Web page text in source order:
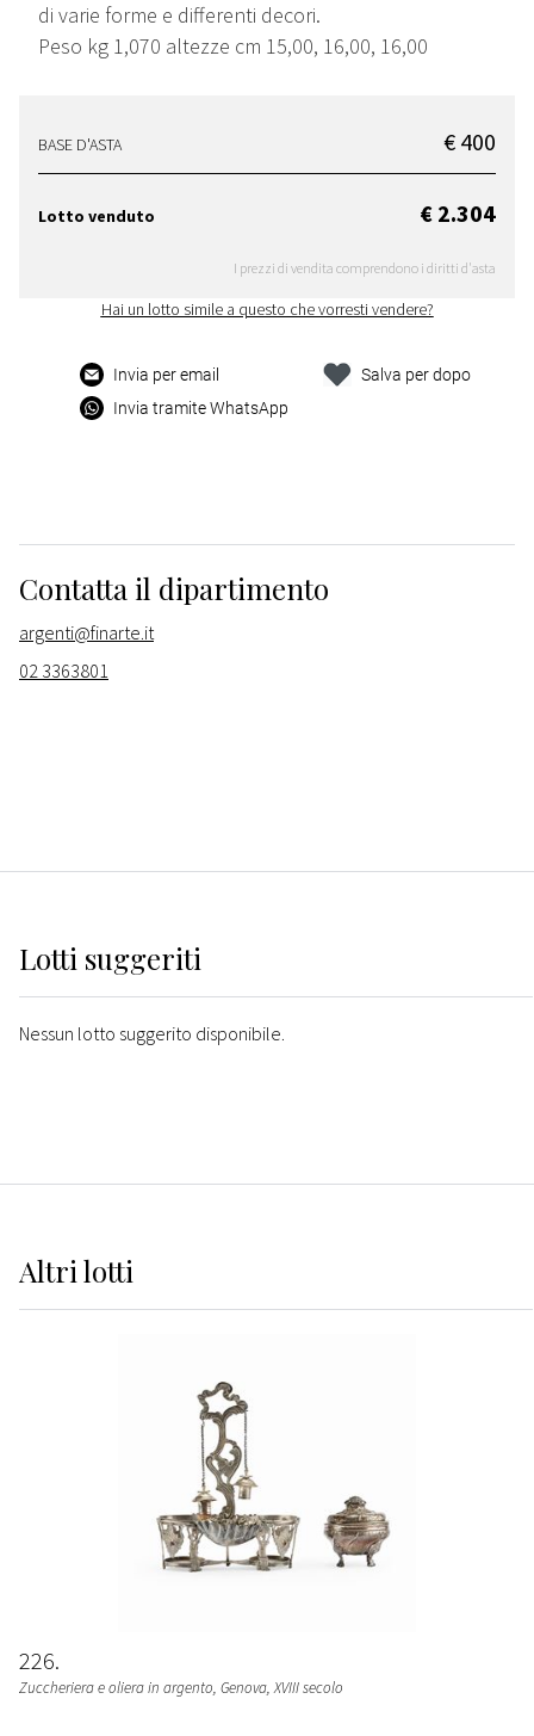
di varie forme e differenti decori.
Peso kg 1,070 altezze cm 15,00, 16,00, 16,00
BASE D'ASTA € 400
Lotto venduto € 2.304
I prezzi di vendita comprendono i diritti d'asta
Hai un lotto simile a questo che vorresti vendere?
Invia per email
Invia tramite WhatsApp
Salva per dopo
Contatta il dipartimento
argenti@finarte.it
02 3363801
Lotti suggeriti
Nessun lotto suggerito disponibile.
Altrilotti
226
Zuccheriera e oliera in argento, Genova, XVIII secolo